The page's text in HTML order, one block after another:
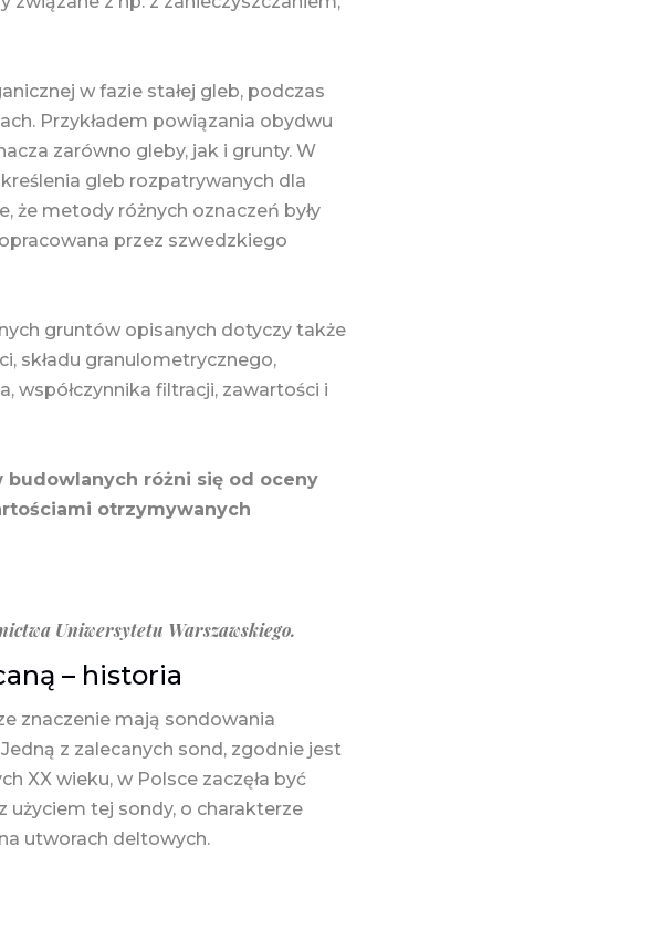
w fazie stałej gleb, podczas
Przykładem powiązania obydwu
zarówno gleby, jak i grunty. W
gleb rozpatrywanych dla
że metody różnych oznaczeń były
przez szwedzkiego
gruntów opisanych dotyczy także
składu granulometrycznego,
współczynnika filtracji, zawartości i
różni się od oceny
otrzymywanych
Uniwersytetu Warszawskiego.
– historia
znaczenie mają sondowania
z zalecanych sond, zgodnie jest
XX wieku, w Polsce zaczęła być
tej sondy, o charakterze
utworach deltowych.